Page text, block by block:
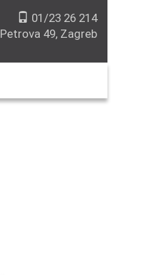
01/23 26 214
Petrova 49, Zagreb